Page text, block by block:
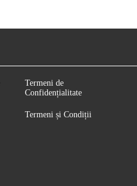
Termeni de
Confidențialitate
Termeni și Condiții